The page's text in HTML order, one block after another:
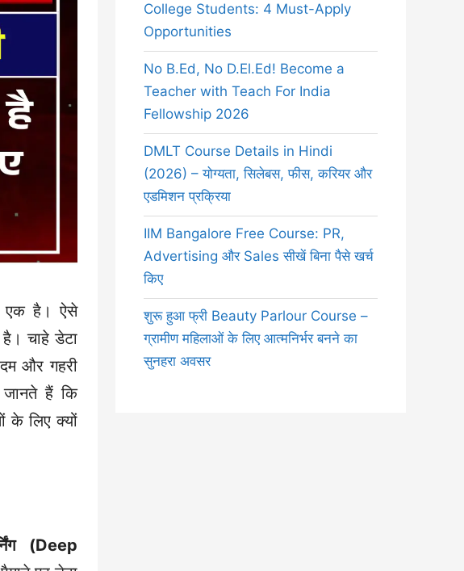
एक है। ऐसे
चाहे डेटा
और गहरी
हैं कि
के लिए क्यों
(Deep
College Students: 4 Must-Apply
Opportunities
No B.Ed, No D.El.Ed! Become a
Teacher with Teach For India
Fellowship 2026
DMLT Course Details in Hindi
(2026) – योग्यता, सिलेबस, फीस, करियर और
एडमिशन प्रक्रिया
IIM Bangalore Free Course: PR,
Advertising और Sales सीखें बिना पैसे खर्च
किए
शुरू हुआ फ्री Beauty Parlour Course –
ग्रामीण महिलाओं के लिए आत्मनिर्भर बनने का
सुनहरा अवसर